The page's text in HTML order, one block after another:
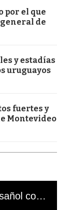
por el que
de
y estadías
uruguayos
fuertes y
Montevideo
El mal momento de Yanina Gasañol con un hincha argentino en "Subrayado"